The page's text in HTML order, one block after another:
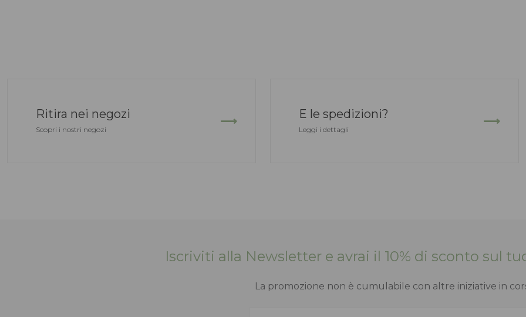
Ritira nei negozi
Scopri i nostri negozi
E le spedizioni?
Leggi i dettagli
Iscriviti alla Newsletter e avrai il 10% di sconto sul
La promozione non è cumulabile con altre iniziative in